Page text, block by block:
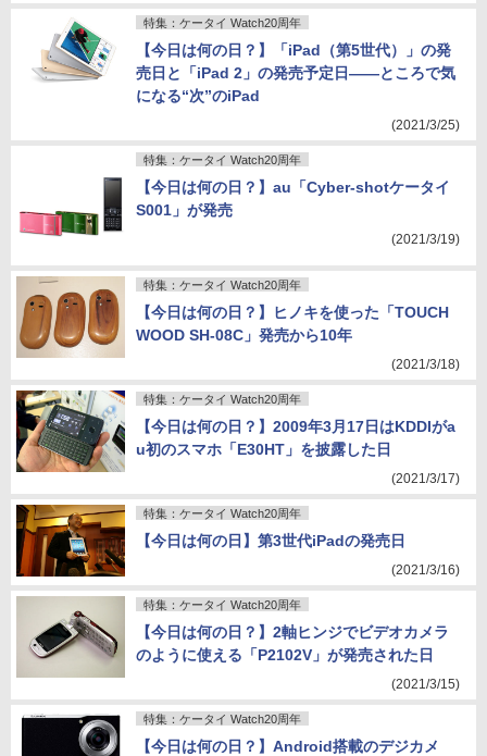
特集：ケータイ Watch20周年
【今日は何の日？】「iPad（第5世代）」の発
売日と「iPad 2」の発売予定日――ところで気
になる“次”のiPad
(2021/3/25)
特集：ケータイ Watch20周年
【今日は何の日？】au「Cyber-shotケータイ
S001」が発売
(2021/3/19)
特集：ケータイ Watch20周年
【今日は何の日？】ヒノキを使った「TOUCH
WOOD SH-08C」発売から10年
(2021/3/18)
特集：ケータイ Watch20周年
【今日は何の日？】2009年3月17日はKDDIがa
u初のスマホ「E30HT」を披露した日
(2021/3/17)
特集：ケータイ Watch20周年
【今日は何の日】第3世代iPadの発売日
(2021/3/16)
特集：ケータイ Watch20周年
【今日は何の日？】2軸ヒンジでビデオカメラ
のように使える「P2102V」が発売された日
(2021/3/15)
特集：ケータイ Watch20周年
【今日は何の日？】Android搭載のデジカメ